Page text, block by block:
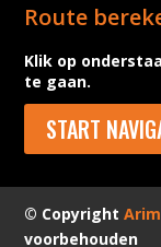
Route
Klik op
te gaan.
START
© Copyright
voorbehouden